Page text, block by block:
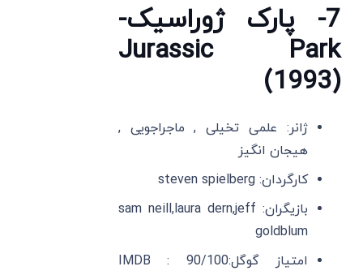
7- پارک ژوراسیک-
Jurassic Park
(1993)
ژانر: علمی تخیلی , ماجراجویی ,
هیجان انگیز
کارگردان: steven spielberg
بازیگران: sam neill,laura dern,jeff
goldblum
امتیاز گوگل:90/100 IMDB :